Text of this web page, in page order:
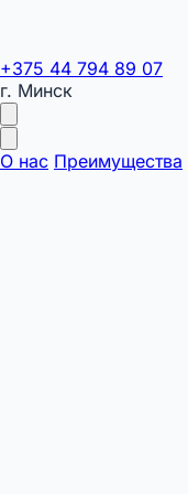
+375 44 794 89 07
г. Минск
О нас Преимущества